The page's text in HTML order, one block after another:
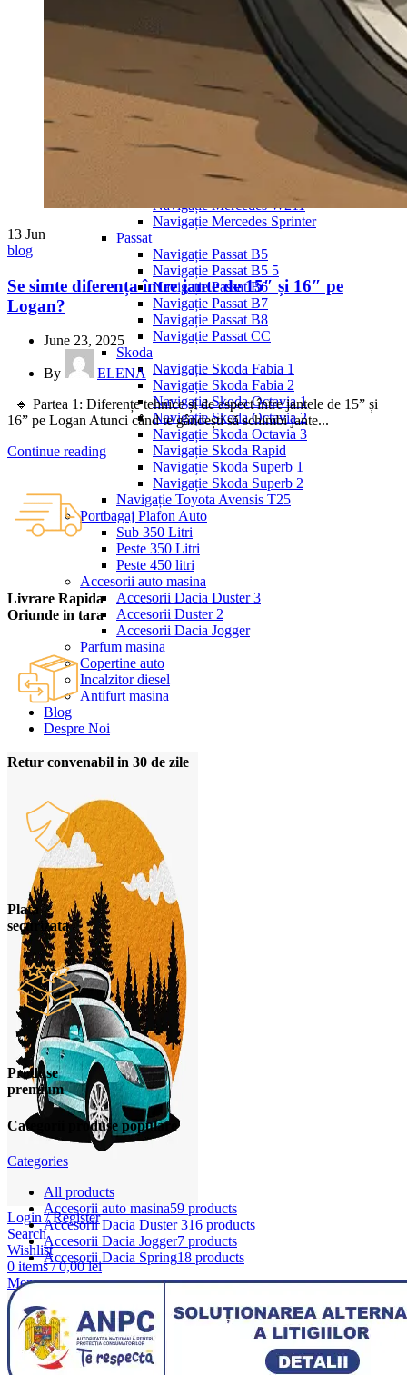
Navigație Ford Fiesta
Navigație Ford Focus 1
Navigație Ford Focus 2
Navigație Ford Focus MK3
Navigație Ford Mondeo MK3
Navigație Ford Mondeo MK4
Navigație Ford Transit
Mercedes
Navigație Mercedes C Class W203
Navigație Mercedes C Class W204
Navigație Mercedes W203
Navigație Mercedes W211
Navigație Mercedes Sprinter
Passat
Navigație Passat B5
Navigație Passat B5 5
Navigație Passat B6
Navigație Passat B7
Navigație Passat B8
Navigație Passat CC
Skoda
Navigație Skoda Fabia 1
Navigație Skoda Fabia 2
Navigație Skoda Octavia 1
Navigație Skoda Octavia 2
Navigație Skoda Octavia 3
Navigație Skoda Rapid
Navigație Skoda Superb 1
Navigație Skoda Superb 2
Navigație Toyota Avensis T25
Portbagaj Plafon Auto
Sub 350 Litri
Peste 350 Litri
Peste 450 litri
Accesorii auto masina
Accesorii Dacia Duster 3
Accesorii Duster 2
Accesorii Dacia Jogger
Parfum masina
Copertine auto
Incalzitor diesel
Antifurt masina
Blog
Despre Noi
Login / Register
Search
Wishlist
0 items / 0,00lei
Menu
13 Jun
blog
Se simte diferența între jante de 15″ și 16″ pe
Logan?
June 23, 2025
By
ELENA
🔹 Partea 1: Diferențe tehnice și de aspect între jantele de 15” și
16” pe Logan Atunci când te gândești să schimbi jante...
Continue reading
Livrare Rapida
Oriunde in tara
Retur convenabil in 30 de zile
Plata
securizata
Produse
premium
Categorii produse populare
Categories
All products
Accesorii auto masina59 products
Accesorii Dacia Duster 316 products
Accesorii Dacia Jogger7 products
Accesorii Dacia Spring18 products